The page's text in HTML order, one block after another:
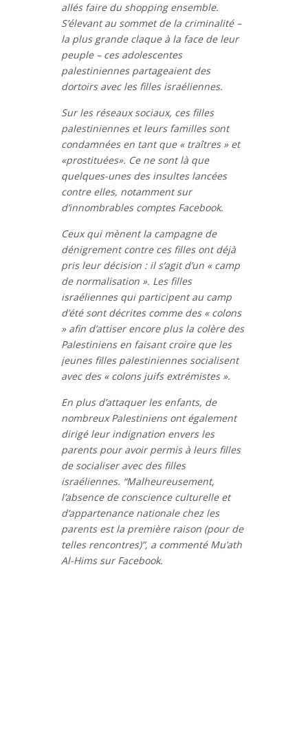
allés faire du shopping ensemble.
S’élevant au sommet de la criminalité –
la plus grande claque à la face de leur
peuple – ces adolescentes
palestiniennes partageaient des
dortoirs avec les filles israéliennes.
Sur les réseaux sociaux, ces filles
palestiniennes et leurs familles sont
condamnées en tant que « traîtres » et
«prostituées». Ce ne sont là que
quelques-unes des insultes lancées
contre elles, notamment sur
d’innombrables comptes Facebook.
Ceux qui mènent la campagne de
dénigrement contre ces filles ont déjà
pris leur décision : il s’agit d’un « camp
de normalisation ». Les filles
israéliennes qui participent au camp
d’été sont décrites comme des « colons
» afin d’attiser encore plus la colère des
Palestiniens en faisant croire que les
jeunes filles palestiniennes socialisent
avec des « colons juifs extrémistes ».
En plus d’attaquer les enfants, de
nombreux Palestiniens ont également
dirigé leur indignation envers les
parents pour avoir permis à leurs filles
de socialiser avec des filles
israéliennes. “Malheureusement,
l’absence de conscience culturelle et
d’appartenance nationale chez les
parents est la première raison (pour de
telles rencontres)”, a commenté Mu’ath
Al-Hims sur Facebook.